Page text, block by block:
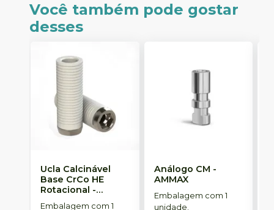
Você também pode gostar
desses
Ucla Calcinável
Base CrCo HE
Rotacional -
SINGULAR
Embalagem com 1
Análogo CM -
AMMAX
Embalagem com 1
unidade.